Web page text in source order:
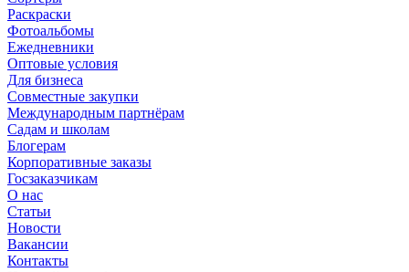
Раскраски
Фотоальбомы
Ежедневники
Оптовые условия
Для бизнеса
Совместные закупки
Международным партнёрам
Садам и школам
Блогерам
Корпоративные заказы
Госзаказчикам
О нас
Статьи
Новости
Вакансии
Контакты